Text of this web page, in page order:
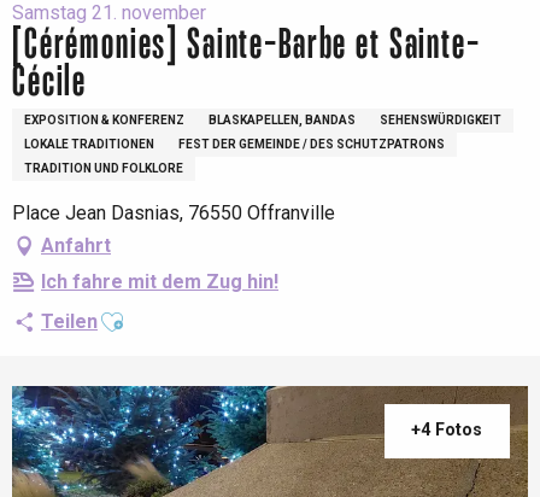
Samstag 21. november
[Cérémonies] Sainte-Barbe et Sainte-
Cécile
EXPOSITION & KONFERENZ BLASKAPELLEN, BANDAS
SEHENSWÜRDIGKEIT
LOKALE TRADITIONEN
FEST DER GEMEINDE / DES SCHUTZPATRONS
TRADITION UND FOLKLORE
Place Jean Dasnias, 76550 Offranville
Anfahrt
Ich fahre mit dem Zug hin!
TeilenAjouter aux favoris
+4 Fotos